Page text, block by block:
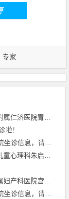
专家
专家陈建军来院坐诊
啦！
信息，请查收！
医生来院坐诊通知
家丰华来院坐诊通知
信息，请查收！